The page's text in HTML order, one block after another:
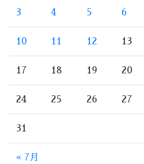
3 4 5 6
10 11 12 13
17 18 19 20
24 25 26 27
31
« 7月